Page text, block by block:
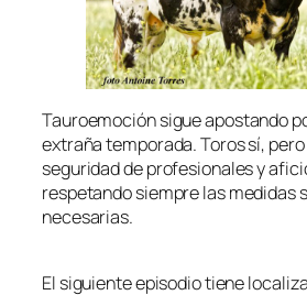
Tauroemoción sigue apostando
extraña temporada. Toros sí,
seguridad de profesionales y
respetando siempre las medidas
necesarias.
El siguiente episodio tiene